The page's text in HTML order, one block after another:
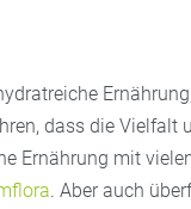
dass die Vielfalt
Ernährung mit
. Aber auch